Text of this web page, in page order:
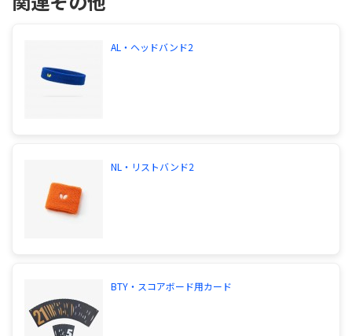
AL・ヘッドバンド2
NL・リストバンド2
BTY・スコアボード用カード